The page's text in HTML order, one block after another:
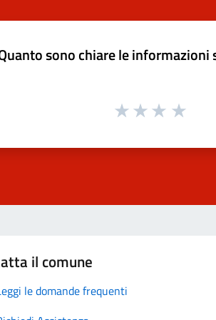
sono chiare le informazioni
il comune
le domande frequenti